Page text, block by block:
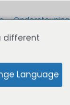
Ondersteuning
different
Language